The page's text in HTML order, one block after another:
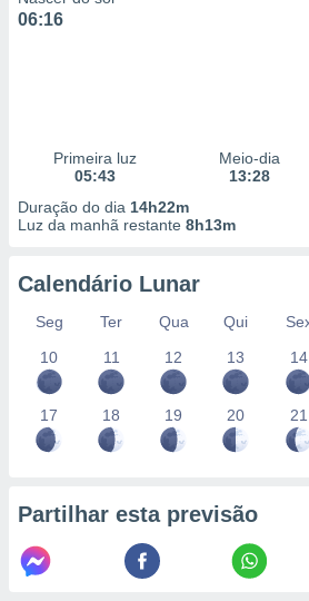
os
através
estudos
06:16
Primeira luz
05:43
Meio-dia
13:28
Duração do dia 14h22m
Luz da manhã restante 8h13m
Calendário Lunar
Seg Ter Qua Qui
10
11 12 13 14
17 18 19 20 21
Partilhar esta previsão